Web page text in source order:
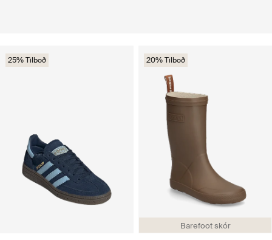
25% Tilboð
Barefoot skór
20% Tilboð